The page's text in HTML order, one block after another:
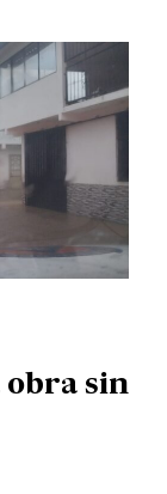
obra sin